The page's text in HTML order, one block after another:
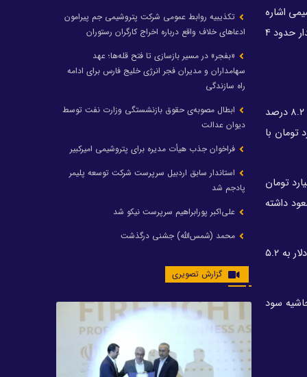
اشاره
کرد و گفت: در این نشست اعلام شد پتروشیمی‌های کشور از ابتدای امسال نزدیک به ۱۰ میلیارد دلار ارزآوری برای کشور داشته‌اند که از این مقدار حدود ۴
علی‌عسکری با بیان اینکه تولید سالانه محصولات پتروشیمی در هلدینگ خلیج فارس از ۲۰.۵ میلیون تن در سال منتهی به ۳۱ خردادماه ۱۴۰۰ با ۸.۲ درصد
تجمیعی این شرکت نیز در دوره یادشده از ۱۶۵ هزار میلیارد تومان با
رشد از ۶۷.۴ هزار میلیارد تومان در ۳۱ خردادماه ۱۴۰۰ به ۹۴.۸ هزار میلیارد تومان
رشد به ۵۵.۸ هزار میلیارد تومان صعود داشته
مدیرعامل شرکت صنایع پتروشیمی خلیج فارس اظهار کرد: ارزش صادرات محصولات پتروشیمی این شرکت با ۸۷ درصد رشد از ۲.۷۸ میلیارد دلار به ۵.۲
سود
تکذیبیه روابط عمومی شرکت پتروشیمی جم پیرامون
ادعاهای خلاف واقع درباره اخراج کارگران رستوران
«بفجر» در مسیر بازسازی تا فتح قله‌ها؛ عهد
سهامداران و مدیران فجر انرژی خلیج فارس برای ادامه
راه سازندگی
ابطال مصوبه‌ی حقوق بازنشستگی وزارت نفت توسط
دیوان عدالت
فراخوان جذب هیأت مدیره برای پتروشیمی امیرکبیر
استاندار سابق اردبیل سرپرست شرکت توسعه پلیمر
پادجم شد
علی‌اکبر پورابراهیم سرپرست نیکو شد
محمد (شمس‌الله) جشنی درگذشت
سود خالص پتروشیمی غدیر / شغدیر برای جهش تولید
در سال ۱۴۰۵ آماده شد
تغییر در هیأت مدیره صندوق بازنشستگی کشوری
پتروشیمی غدیر، درگیری مدیرعامل با یکی از کارکنان را
تکذیب کرد
گزارش تصویری